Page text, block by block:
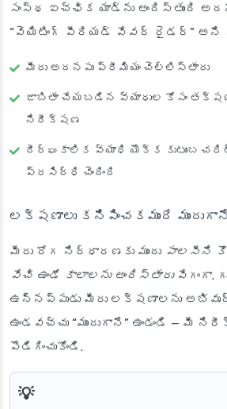
సంస్థ ఐచ్ఛిక యాడ్‌ను అందిస్తుంది
“వెయిటింగ్ పీరియడ్ వేవర్ రైడర్” అని
మీరు అదనపు ప్రీమియం చెల్లిస్తారు
జాబితా చేయబడిన వ్యాధుల కోసం
నిరీక్షణ
దీర్ఘకాలిక వ్యాధి యొక్క కుటుంబ
ప్రసిద్ధి చెందింది
లక్షణాలు కనిపించకముందే
మీరు రోగ నిర్ధారణకు ముందు పాలసీని
వేచి ఉండే కాలాలను అందిస్తారువేగంగా.
ఉన్నప్పుడు మీరు లక్షణాలను
ఉండవచ్చు “ముందుగానే” ఉండండి — మీ
పొడిగించుకోండి.